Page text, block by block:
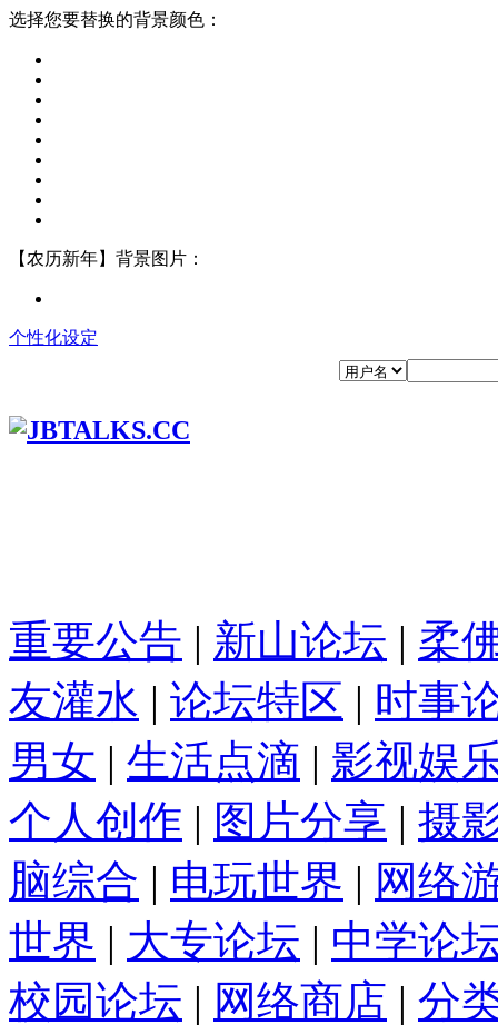
选择您要替换的背景颜色：
【农历新年】背景图片：
个性化设定
重要公告 | 新山论坛 | 柔
友灌水 | 论坛特区 | 时事
男女 | 生活点滴 | 影视娱
个人创作 | 图片分享 | 摄
脑综合 | 电玩世界 | 网络
世界 | 大专论坛 | 中学论
校园论坛 | 网络商店 | 分